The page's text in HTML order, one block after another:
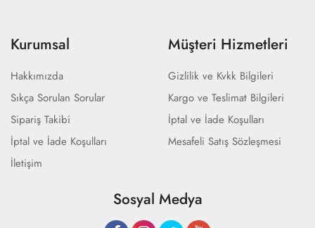
Kurumsal
Hakkımızda
Sıkça Sorulan Sorular
Sipariş Takibi
İptal ve İade Koşulları
İletişim
Müşteri Hizmetleri
Gizlilik ve Kvkk Bilgileri
Kargo ve Teslimat Bilgileri
İptal ve İade Koşulları
Mesafeli Satış Sözleşmesi
Sosyal Medya